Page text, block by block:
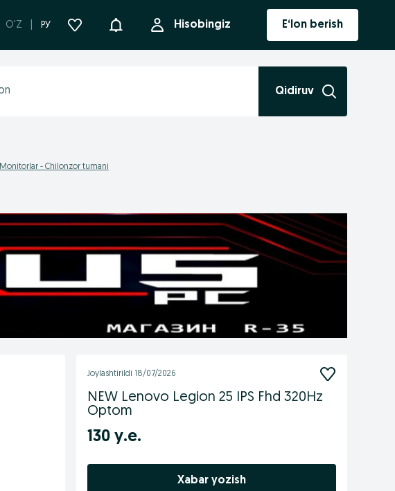
O'Z РУ Bildirishnoma Hisobingiz E‘lon berish
Qidiruv
Monitorlar - Chilonzor tumani
Joylashtirildi 18/07/2026
NEW Lenovo Legion 25 IPS Fhd 320Hz
Optom
130 у.е.
Xabar yozish